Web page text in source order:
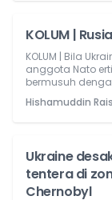
KOLUM |
KOLUM | Bila
anggota Nato
bermusuh
Hishamuddin Rais
Ukraine
tentera di
Chernobyl